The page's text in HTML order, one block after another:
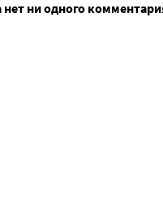
нет ни одного